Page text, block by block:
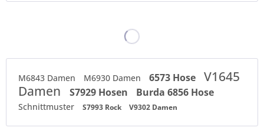
M6843 Damen M6930 Damen 6573 Hose
V1645
Damen
S7929 Hosen Burda 6856 Hose
Schnittmuster S7993 Rock V9302 Damen